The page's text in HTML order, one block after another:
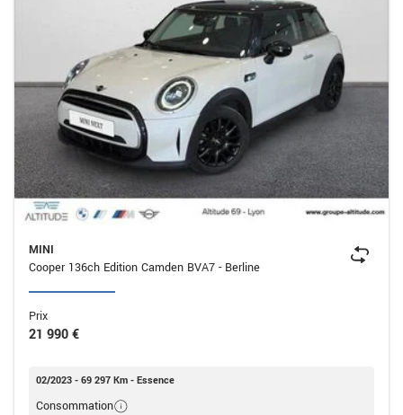
MINI
Cooper 136ch Edition Camden BVA7 - Berline
Prix
21 990 €
02/2023 - 69 297 Km - Essence
Consommation